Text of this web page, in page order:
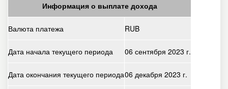
Информация о выплате дохода
Валюта платежа RUB
Дата начала текущего периода 06 сентября 2023 г.
Дата окончания текущего периода06 декабря 2023 г.